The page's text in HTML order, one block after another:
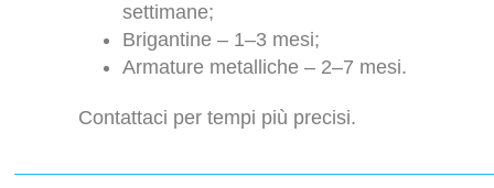
settimane;
Brigantine – 1–3 mesi;
Armature metalliche – 2–7 mesi.
Contattaci per tempi più precisi.